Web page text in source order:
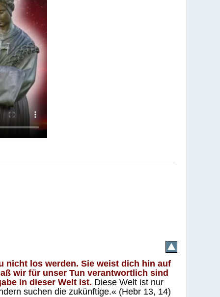
nicht los werden. Sie weist dich hin auf
wir für unser Tun verantwortlich sind
in dieser Welt ist. Diese Welt ist nur
suchen die zukünftige.« (Hebr 13, 14)